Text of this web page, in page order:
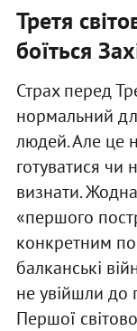
Третя
боїться
Страх перед
нормальний
людей. Але це
готуватися чи
визнати.
«першого
конкретним
балканські
не увійшли до
Першої